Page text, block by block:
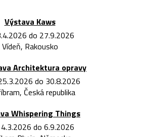
Výstava Kaws
do 27.9.2026
Vídeň, Rakousko
Architektura opravy
do 30.8.2026
Česká republika
Whispering Things
do 6.9.2026